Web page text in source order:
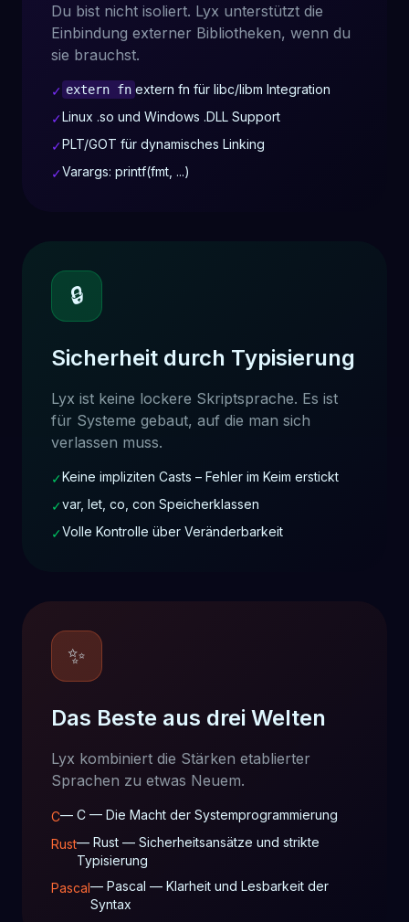
Du bist nicht isoliert. Lyx unterstützt die
Einbindung externer Bibliotheken, wenn du
sie brauchst.
✓ extern fn extern fn für libc/libm Integration
✓Linux .so und Windows .DLL Support
✓PLT/GOT für dynamisches Linking
✓Varargs: printf(fmt, ...)
🔒
Sicherheit durch Typisierung
Lyx ist keine lockere Skriptsprache. Es ist
für Systeme gebaut, auf die man sich
verlassen muss.
✓Keine impliziten Casts – Fehler im Keim erstickt
✓var, let, co, con Speicherklassen
✓Volle Kontrolle über Veränderbarkeit
✨
Das Beste aus drei Welten
Lyx kombiniert die Stärken etablierter
Sprachen zu etwas Neuem.
C— C — Die Macht der Systemprogrammierung
Rust— Rust — Sicherheitsansätze und strikte
Typisierung
Pascal— Pascal — Klarheit und Lesbarkeit der
Syntax